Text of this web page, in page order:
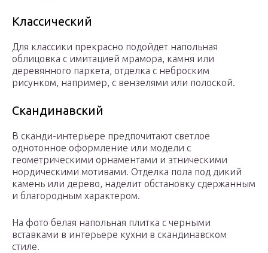
Классический
Для классики прекрасно подойдет напольная
облицовка с имитацией мрамора, камня или
деревянного паркета, отделка с неброским
рисунком, например, с вензелями или полоской.
Скандинавский
В сканди-интерьере предпочитают светлое
однотонное оформление или модели с
геометрическими орнаментами и этническими
нордическими мотивами. Отделка пола под дикий
камень или дерево, наделит обстановку сдержанным
и благородным характером.
На фото белая напольная плитка с черными
вставками в интерьере кухни в скандинавском
стиле.